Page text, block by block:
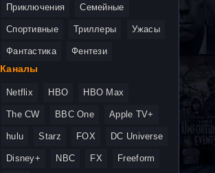
Приключения Семейные
Спортивные Триллеры Ужасы
Фантастика Фентези
Каналы
Netflix HBO HBO Max
The CW BBC One Apple TV+
hulu Starz FOX DC Universe
Disney+ NBC FX Freeform